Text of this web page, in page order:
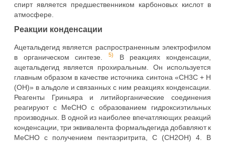
спирт является предшественником карбоновых кислот в
атмосфере.
Реакции конденсации
Ацетальдегид является распространенным электрофилом
в органическом синтезе.
5)
В реакциях конденсации,
ацетальдегид является прохиральным. Он используется
главным образом в качестве источника синтона «CH3C + H
(OH)» в альдоле и связанных с ним реакциях конденсации.
Реагенты Гриньяра и литийорганические соединения
реагируют с MeCHO с образованием гидроксиэтильных
производных. В одной из наиболее впечатляющих реакций
конденсации, три эквивалента формальдегида добавляют к
MeCHO с получением пентаэритрита, C (CH2OH) 4. В